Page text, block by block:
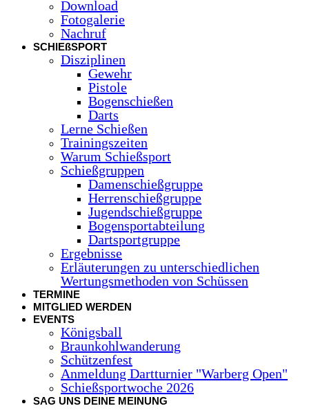
Download
Fotogalerie
Nachruf
SCHIEßSPORT
Disziplinen
Gewehr
Pistole
Bogenschießen
Darts
Lerne Schießen
Trainingszeiten
Warum Schießsport
Schießgruppen
Damenschießgruppe
Herrenschießgruppe
Jugendschießgruppe
Bogensportabteilung
Dartsportgruppe
Ergebnisse
Erläuterungen zu unterschiedlichen
Wertungsmethoden von Schüssen
TERMINE
MITGLIED WERDEN
EVENTS
Königsball
Braunkohlwanderung
Schützenfest
Anmeldung Dartturnier "Warberg Open"
Schießsportwoche 2026
SAG UNS DEINE MEINUNG